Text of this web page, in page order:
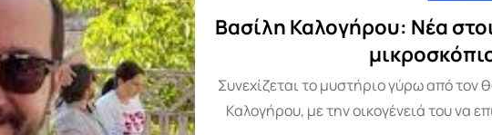
Βασίλη Καλογήρου: Νέα
Συνεχίζεται το μυστήριο γύρω από τον
Καλογήρου, με την οικογένειά του να